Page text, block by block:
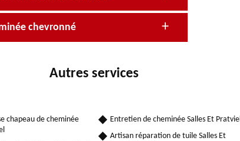
chevronné
Autres services
chapeau de cheminée
Entretien de cheminée Salles Et Pratviel
Artisan réparation de tuile Salles Et